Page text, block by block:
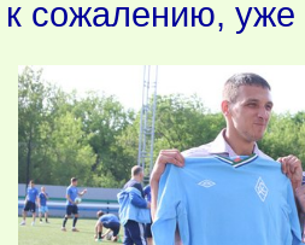
к сожалению, уже